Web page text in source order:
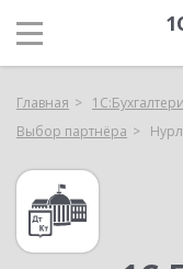
Главная
Выбор партнёра